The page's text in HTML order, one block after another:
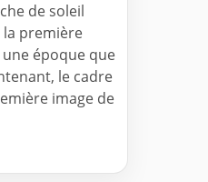
de soleil
la première
époque que
le cadre
image de